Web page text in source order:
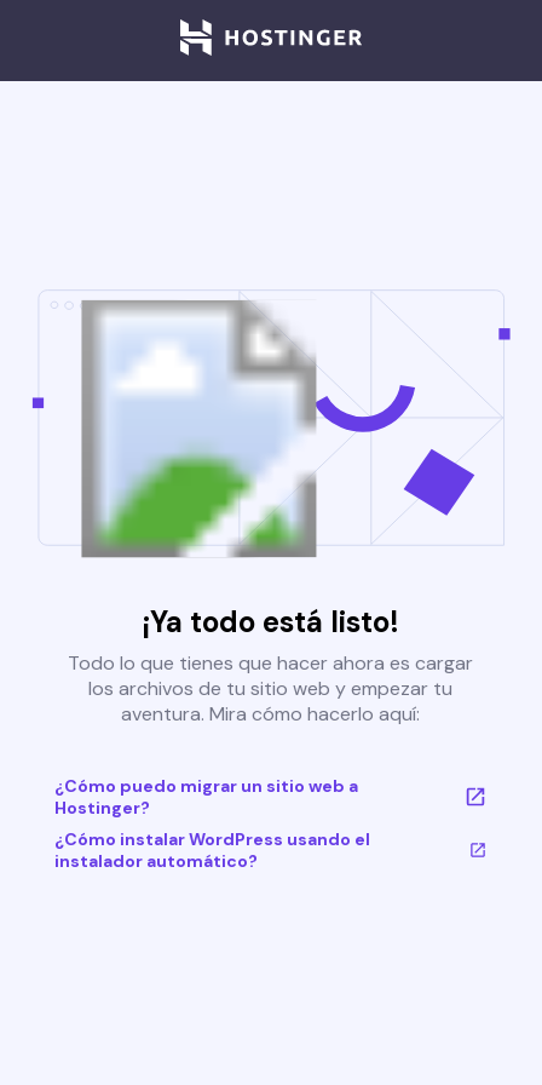
¡Ya todo está listo!
Todo lo que tienes que hacer ahora es cargar
los archivos de tu sitio web y empezar tu
aventura. Mira cómo hacerlo aquí:
¿Cómo puedo migrar un sitio web a
Hostinger?
¿Cómo instalar WordPress usando el
instalador automático?